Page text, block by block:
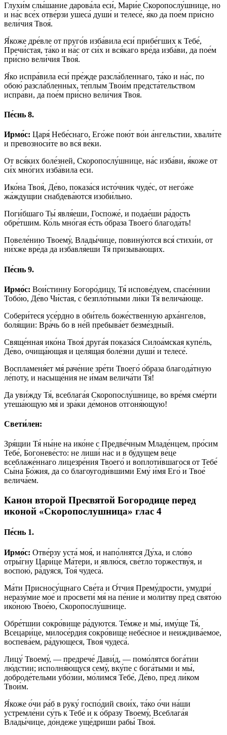
Глухи́м слы́шание дарова́ла еси́, Мари́е Скоропослу́шнице, но
и на́с все́х отве́рзи ушеса́ души́ и телесе́, я́ко да пое́м при́сно
вели́чия Твоя́.
Я́коже дре́вле от пруго́в изба́вила еси́ прибе́гших к Тебе́,
Пречи́стая, та́ко и на́с от си́х и вся́каго вре́да изба́ви, да пое́м
при́сно вели́чия Твоя́.
Я́ко испра́вила еси́ пре́жде разсла́бленнаго, та́ко и на́с, по
обою́ разсла́бленных, те́плым Твои́м предста́тельством
испра́ви, да пое́м при́сно вели́чия Твоя́.
Пе́снь 8.
Ирмо́с: Царя́ Небе́снаго, Его́же пою́т во́и а́нгельстии, хвали́те
и превозноси́те во вся́ ве́ки.
От вся́ких боле́зней, Скоропослу́шнице, на́с изба́ви, я́коже от
си́х мно́гих изба́вила еси́.
Ико́на Твоя́, Де́во, показа́ся исто́чник чуде́с, от него́же
жа́ждущии снабдева́ются изоби́льно.
Поги́бшаго Ты́ явля́еши, Госпоже́, и подае́ши ра́дость
обре́тшим. Ко́ль мно́гая е́сть о́браза Твоего́ благода́ть!
Повеле́нию Твоему́, Влады́чице, повину́ются вся́ стихи́и, от
ни́хже вре́да да избавля́еши Тя́ призыва́ющих.
Пе́снь 9.
Ирмо́с: Вои́стинну Богоро́дицу, Тя́ испове́дуем, спасе́ннии
Тобо́ю, Де́во Чи́стая, с безпло́тными ли́ки Тя́ велича́юще.
Собери́теся усе́рдно в оби́тель боже́ственную арха́нгелов,
боля́щии: Вра́чь бо в не́й пребыва́ет безме́здный.
Свяще́нная ико́на Твоя́ друга́я показа́ся Силоа́мская купе́ль,
Де́во, очища́ющая и целя́щая боле́зни души́ и телесе́.
Воспламеня́ет мя́ раче́ние зре́ти Твоего́ о́браза благода́тную
ле́поту, и насыще́ния не и́мам велича́ти Тя́!
Да уви́жду Тя́, всеблага́я Скоропослу́шнице, во вре́мя сме́рти
утеша́ющую мя́ и зра́ки де́монов отгоня́ющую!
Свети́лен:
Зря́щии Тя́ ны́не на ико́не с Предве́чным Младе́нцем, про́сим
Тебе́, Богоневе́сто: не лиши́ на́с и в бу́дущем ве́це
всеблаже́ннаго лицезре́ния Твоего́ и воплоти́вшагося от Тебе́
Сы́на Бо́жия, да со благоугоди́вшими Ему́ и́мя Его́ и Твое́
велича́ем.
Канон второй Пресвятой Богородице перед
иконой «Скоропослушница» глас 4
Пе́снь 1.
Ирмо́с: Отве́рзу уста́ моя́, и напо́лнятся Ду́ха, и сло́во
отры́гну Цари́це Ма́тери, и явлю́ся, све́тло торжеству́я, и
воспою́, ра́дуяся, Тоя́ чудеса́.
Ма́ти Присносу́щнаго Све́та и О́тчия Прему́дрости, умудри́
неразу́мие мое́ и просвети́ мя́ на пе́ние и моли́тву пред свято́ю
ико́ною Твое́ю, Скоропослу́шнице.
Обре́тшии сокро́вище ра́дуются. Те́мже и мы́, иму́ще Тя́,
Всецари́це, милосе́рдия сокро́вище небе́сное и неиждива́емое,
воспева́ем, ра́дующеся, Твоя́ чудеса́.
Лицу́ Твоему́, — предрече́ Дави́д, — помо́лятся бога́тии
лю́дстии; исполня́ющуся сему́, вку́пе с бога́тыми и мы́,
доброде́тельми убо́зии, мо́лимся Тебе́, Де́во, пред ли́ком
Твои́м.
Я́коже о́чи ра́б в руку́ госпо́дий свои́х, та́ко о́чи на́ши
устремле́ни су́ть к Тебе́ и к о́бразу Твоему́, Всеблага́я
Влады́чице, до́ндеже уще́дриши рабы́ Твоя́.